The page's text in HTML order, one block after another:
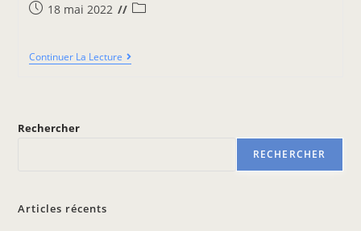
18 mai 2022
Continuer La Lecture
Rechercher
RECHERCHER
Articles récents